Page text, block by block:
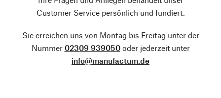
Customer Service persönlich und fundiert.
Sie erreichen uns von Montag bis Freitag unter der
Nummer 02309 939050oder jederzeit unter
info@manufactum.de